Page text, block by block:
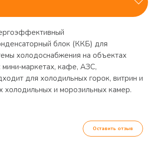
блок (ККБ) для
холодоснабжения на объектах
кафе, АЗС,
для холодильных горок, витрин и
холодильных и морозильных камер.
Оставить отзыв